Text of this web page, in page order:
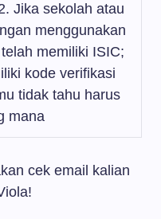
Jika sekolah atau
menggunakan
memiliki ISIC;
kode verifikasi
tidak tahu harus
mana
cek email kalian